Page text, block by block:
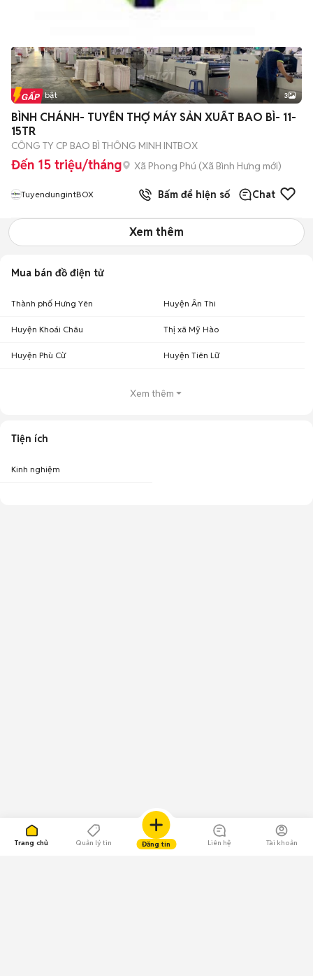
Trang chủ Quản lý tin Đăng tin Liên hệ Tài khoản
Tin nổi bật 3
BÌNH CHÁNH- TUYỂN THỢ MÁY SẢN XUẤT BAO BÌ- 11-
15TR
CÔNG TY CP BAO BÌ THÔNG MINH INTBOX
Đến 15 triệu/tháng Xã Phong Phú (Xã Bình Hưng mới)
TuyendungintBOX Bấm để hiện số Chat
Xem thêm
Mua bán đồ điện tử
Thành phố Hưng Yên Huyện Ân Thi
Huyện Khoái Châu Thị xã Mỹ Hào
Huyện Phù Cừ Huyện Tiên Lữ
Xem thêm
Tiện ích
Kinh nghiệm